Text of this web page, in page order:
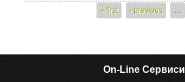
« first ‹ previous …
On-Line Сервиси